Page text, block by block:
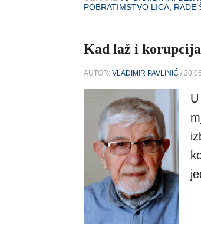
POBRATIMSTVO LICA, RADE
Kad laž i
AUTOR: VLADIMIR PAVLINIĆ /